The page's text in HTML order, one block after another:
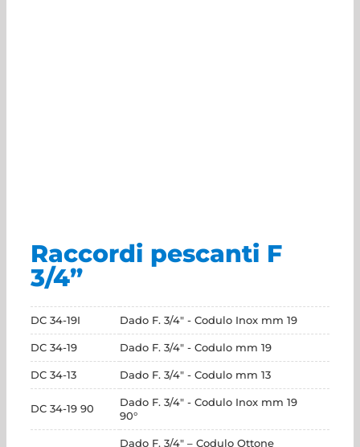
Raccordi pescanti F
3/4”
DC 34-19I Dado F. 3/4" - Codulo Inox mm 19
DC 34-19 Dado F. 3/4" - Codulo mm 19
DC 34-13 Dado F. 3/4" - Codulo mm 13
DC 34-19 90
Dado F. 3/4" - Codulo Inox mm 19
90°
Dado F. 3/4" – Codulo Ottone